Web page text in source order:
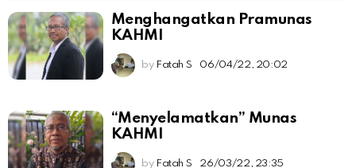
Menghangatkan Pramunas
KAHMI
by Fatah S 06/04/22, 20:02
“Menyelamatkan” Munas
KAHMI
by Fatah S 26/03/22, 23:35